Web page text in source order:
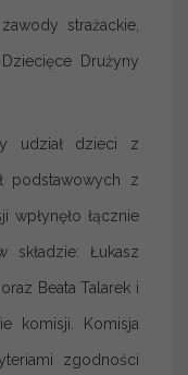
strażackie,
Drużyny
udział dzieci z
podstawowych z
łącznie
składzie: Łukasz
Beata Talarek i
komisji. Komisja
zgodności